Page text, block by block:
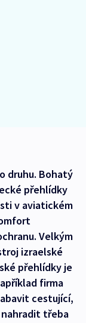
druhu. Bohatý
přehlídky
v aviatickém
Velkým
izraelské
přehlídky je
firma
cestující,
nahradit třeba